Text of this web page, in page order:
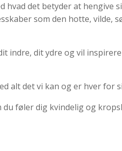
det betyder at hengive
som den hotte, vilde,
indre, dit ydre og vil
alt det vi kan og er hver for
føler dig kvindelig og